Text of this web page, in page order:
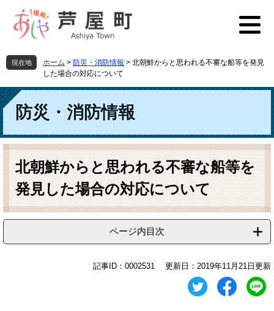
先
頭
。
を
飛
て
文
現在地 ホーム > 防災・消防情報 > 北朝鮮からと思われる不審な船等を発見
した場合の対応について
防災・消防情報
本
北朝鮮からと思われる不審な船等を
発見した場合の対応について
ページ内目次
記事ID：0002531 更新日：2019年11月21日更新